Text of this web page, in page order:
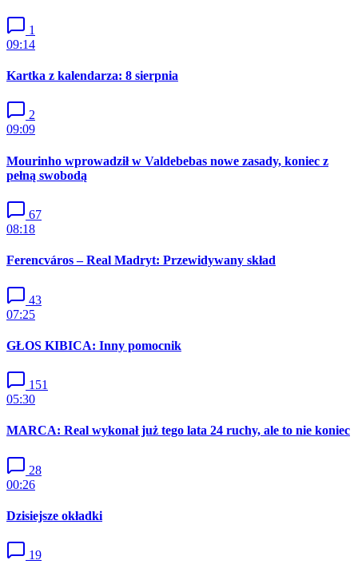
1
09:14
Kartka z kalendarza: 8 sierpnia
2
09:09
Mourinho wprowadził w Valdebebas nowe zasady, koniec z
pełną swobodą
67
08:18
Ferencváros – Real Madryt: Przewidywany skład
43
07:25
GŁOS KIBICA: Inny pomocnik
151
05:30
MARCA: Real wykonał już tego lata 24 ruchy, ale to nie koniec
28
00:26
Dzisiejsze okładki
19